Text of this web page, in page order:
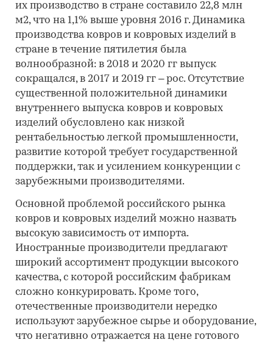
их производство в стране составило 22,8 млн
м2, что на 1,1% выше уровня 2016 г. Динамика
производства ковров и ковровых изделий в
стране в течение пятилетия была
волнообразной: в 2018 и 2020 гг выпуск
сокращался, в 2017 и 2019 гг – рос. Отсутствие
существенной положительной динамики
внутреннего выпуска ковров и ковровых
изделий обусловлено как низкой
рентабельностью легкой промышленности,
развитие которой требует государственной
поддержки, так и усилением конкуренции с
зарубежными производителями.
Основной проблемой российского рынка
ковров и ковровых изделий можно назвать
высокую зависимость от импорта.
Иностранные производители предлагают
широкий ассортимент продукции высокого
качества, с которой российским фабрикам
сложно конкурировать. Кроме того,
отечественные производители нередко
используют зарубежное сырье и оборудование,
что негативно отражается на цене готового